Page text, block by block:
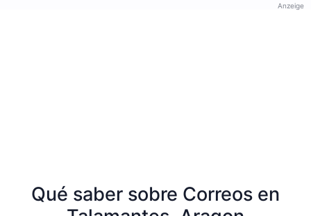
Anzeige
Qué saber sobre Correos en